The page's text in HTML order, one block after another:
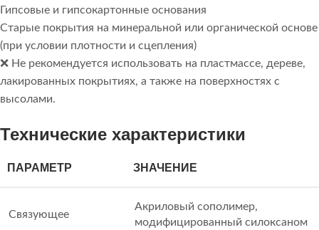
Гипсовые и гипсокартонные основания
Старые покрытия на минеральной или органической основе
(при условии плотности и сцепления)
❌ Не рекомендуется использовать на пластмассе, дереве,
лакированных покрытиях, а также на поверхностях с
высолами.
Технические характеристики
ПАРАМЕТР ЗНАЧЕНИЕ
Связующее
Акриловый сополимер,
модифицированный силоксаном